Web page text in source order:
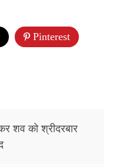
Pinterest
शव को श्रीदरबार